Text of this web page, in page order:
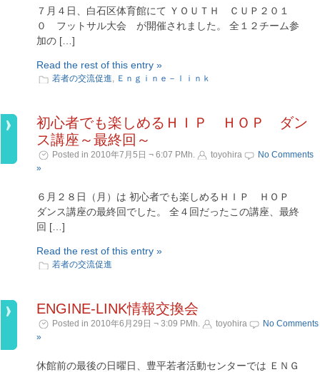
７月４日、白石区体育館にて ＹＯＵＴＨ ＣＵＰ２０１
０ フットサル大会 が開催されました。 全１２チーム参
加の […]
Read the rest of this entry »
若者の交流促進, Ｅｎｇｉｎｅ－ｌｉｎｋ
初心者でも楽しめるＨＩＰ ＨＯＰ ダン
ス講座～最終回～
Posted in 2010年7月5日 ¬ 6:07 PMh. toyohira
No Comments
»
６月２８日（月）は 初心者でも楽しめるＨＩＰ ＨＯＰ
ダンス講座の最終回でした。 全４回だったこの講座、最終
回 […]
Read the rest of this entry »
若者の交流促進
ENGINE-LINK情報交換会
Posted in 2010年6月29日 ¬ 3:09 PMh. toyohira
No Comments
»
休館前の最後の日曜日、豊平若者活動センターでは ＥＮＧ